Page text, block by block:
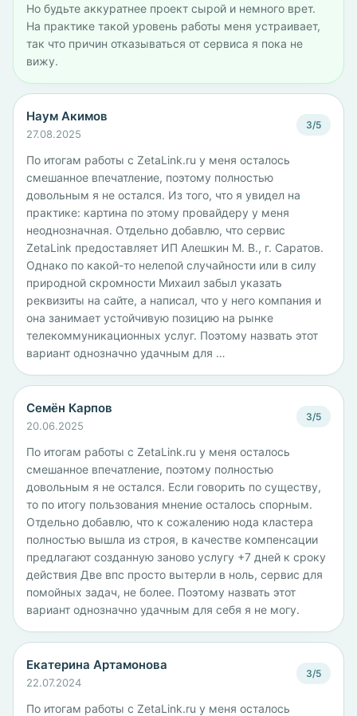
Но будьте аккуратнее проект сырой и немного врет.
На практике такой уровень работы меня устраивает,
так что причин отказываться от сервиса я пока не
вижу.
Наум Акимов
27.08.2025
3/5
По итогам работы с ZetaLink.ru у меня осталось
смешанное впечатление, поэтому полностью
довольным я не остался. Из того, что я увидел на
практике: картина по этому провайдеру у меня
неоднозначная. Отдельно добавлю, что сервис
ZetaLink предоставляет ИП Алешкин М. В., г. Саратов.
Однако по какой-то нелепой случайности или в силу
природной скромности Михаил забыл указать
реквизиты на сайте, а написал, что у него компания и
она занимает устойчивую позицию на рынке
телекоммуникационных услуг. Поэтому назвать этот
вариант однозначно удачным для …
Семён Карпов
20.06.2025
3/5
По итогам работы с ZetaLink.ru у меня осталось
смешанное впечатление, поэтому полностью
довольным я не остался. Если говорить по существу,
то по итогу пользования мнение осталось спорным.
Отдельно добавлю, что к сожалению нода кластера
полностью вышла из строя, в качестве компенсации
предлагают созданную заново услугу +7 дней к сроку
действия Две впс просто вытерли в ноль, сервис для
помойных задач, не более. Поэтому назвать этот
вариант однозначно удачным для себя я не могу.
Екатерина Артамонова
22.07.2024
3/5
По итогам работы с ZetaLink.ru у меня осталось